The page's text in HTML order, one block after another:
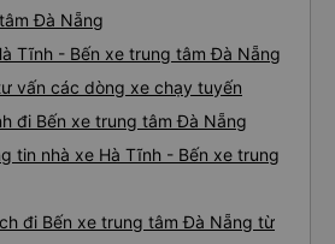
Đà Nẵng
Tĩnh - Bến xe trung tâm Đà Nẵng
vấn các dòng xe chạy tuyến
đi Bến xe trung tâm Đà Nẵng
tin nhà xe Hà Tĩnh - Bến xe trung
đi Bến xe trung tâm Đà Nẵng từ